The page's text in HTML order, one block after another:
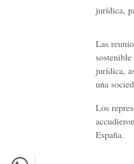
jurídica,
Las
jurídica,
una
Los
España.